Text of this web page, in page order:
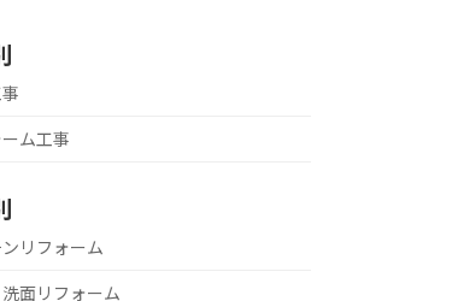
ム工事
リフォーム
面リフォーム